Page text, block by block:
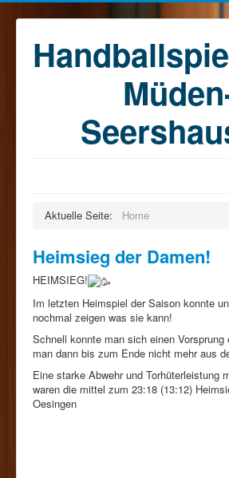
Training
Kontakt
Förderkreis
Sponsoren
Aktuelle Seite: Home
Heimsieg der Damen!
HEIMSIEG!
Im letzten Heimspiel der Saison konnte
nochmal zeigen was sie kann!
Schnell konnte man sich einen Vorsprung
man dann bis zum Ende nicht mehr aus
Eine starke Abwehr und Torhüterleistung
waren die mittel zum 23:18 (13:12)
Oesingen